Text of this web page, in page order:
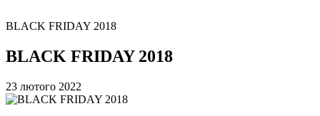
BLACK FRIDAY 2018
BLACK FRIDAY 2018
23 лютого 2022